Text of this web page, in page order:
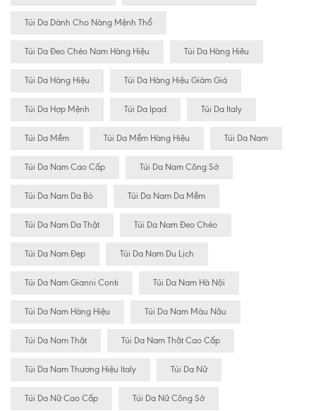
Túi Da Dành Cho Nàng Mệnh Thổ
Túi Da Đeo Chéo Nam Hàng Hiệu Túi Da Hàng Hiêu
Túi Da Hàng Hiệu Túi Da Hàng Hiệu Giảm Giá
Túi Da Hợp Mệnh Túi Da Ipad Túi Da Italy
Túi Da Mềm Túi Da Mềm Hàng Hiệu Túi Da Nam
Túi Da Nam Cao Cấp Túi Da Nam Công Sở
Túi Da Nam Da Bò Túi Da Nam Da Mềm
Túi Da Nam Da Thật Túi Da Nam Đeo Chéo
Túi Da Nam Đẹp Túi Da Nam Du Lịch
Túi Da Nam Gianni Conti Túi Da Nam Hà Nội
Túi Da Nam Hàng Hiệu Túi Da Nam Màu Nâu
Túi Da Nam Thật Túi Da Nam Thật Cao Cấp
Túi Da Nam Thương Hiệu Italy Túi Da Nữ
Túi Da Nữ Cao Cấp Túi Da Nữ Công Sở